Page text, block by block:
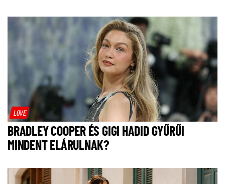
LOVE
BRADLEY COOPER ÉS GIGI HADID GYŰRŰI
MINDENT ELÁRULNAK?